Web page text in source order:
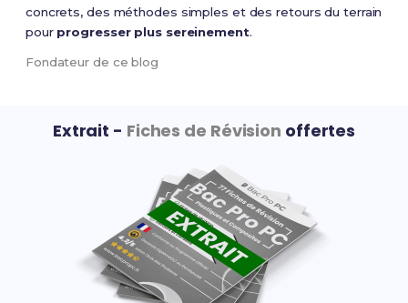
concrets, des méthodes simples et des retours du terrain
pour progresser plus sereinement.
Fondateur de ce blog
Extrait - Fiches de Révision offertes